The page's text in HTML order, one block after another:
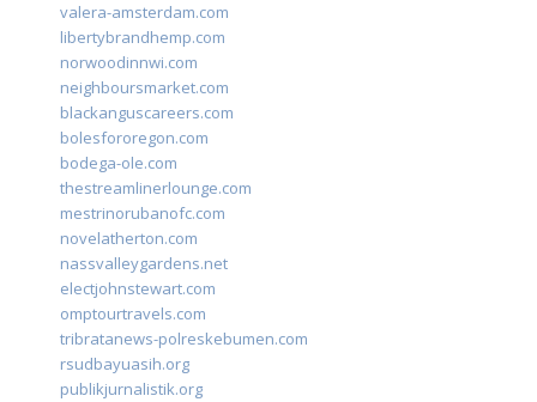
valera-amsterdam.com
libertybrandhemp.com
norwoodinnwi.com
neighboursmarket.com
blackanguscareers.com
bolesfororegon.com
bodega-ole.com
thestreamlinerlounge.com
mestrinorubanofc.com
novelatherton.com
nassvalleygardens.net
electjohnstewart.com
omptourtravels.com
tribratanews-polreskebumen.com
rsudbayuasih.org
publikjurnalistik.org